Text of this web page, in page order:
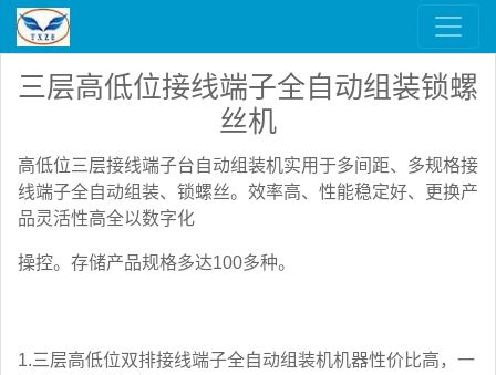
三层高低位接线端子全自动组装锁螺
丝机
高低位三层接线端子台自动组装机实用于多间距、多规格接
线端子全自动组装、锁螺丝。效率高、性能稳定好、更换产
品灵活性高全以数字化
操控。存储产品规格多达100多种。
1.三层高低位双排接线端子全自动组装机机器性价比高，一